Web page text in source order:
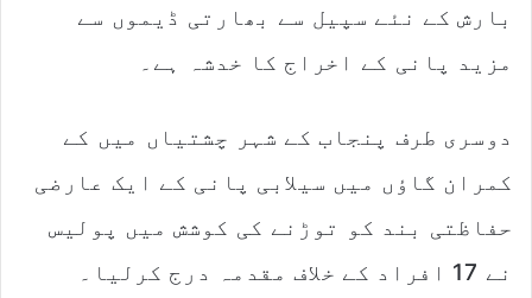
بارش کے نئے سپیل سے بھارتی ڈیموں سے
مزید پانی کے اخراج کا خدشہ ہے۔
دوسری طرف پنجاب کے شہر چشتیاں میں کے
کمران گاؤں میں سیلابی پانی کے ایک عارضی
حفاظتی بند کو توڑنے کی کوشش میں پولیس
نے 17 افراد کے خلاف مقدمہ درج کرلیا۔